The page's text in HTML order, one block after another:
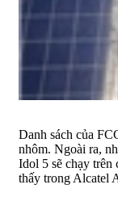
Danh sách của
nhôm. Ngoài ra,
Idol 5 sẽ chạy
thấy trong Alcatel